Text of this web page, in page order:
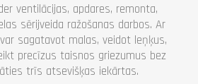
ventilācijas, apdares, remonta,
sērijveida ražošanas darbos. Ar
sagatavot malas, veidot leņķus,
precīzus taisnos griezumus bez
trīs atsevišķas iekārtas.